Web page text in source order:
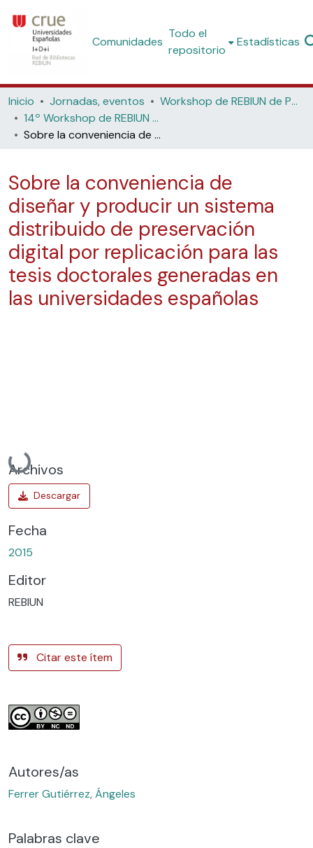
Comunidades
Todo el
repositorio
Estadísticas
Inicio Jornadas, eventos
Workshop de REBIUN de Proyectos Digitales
14º Workshop de REBIUN de Proyectos Digitales: los horizontes de los repositorios (Universidad de Córdoba, 2015)
Sobre la conveniencia de diseñar y producir un sistema distribuido de preservación digital por replicación para las tesis doctorales generadas en las universidades españolas
Sobre la conveniencia de
diseñar y producir un sistema
distribuido de preservación
digital por replicación para las
tesis doctorales generadas en
las universidades españolas
Cargando...
Archivos
Fecha
2015
Editor
REBIUN
Citar este ítem
Autores/as
Ferrer Gutiérrez, Ángeles
Palabras clave